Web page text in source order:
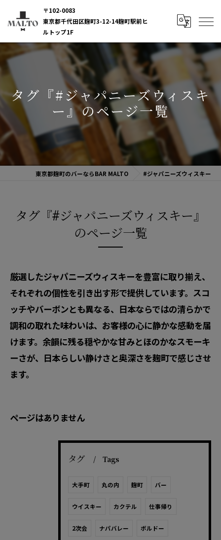
〒102-0083
東京都千代田区麹町3-12-14麹町駅前ヒ
ルトップ1F
タグ『#ジャパニーズウィスキ
ー』のページ一覧
東京都麹町のバーならBAR MALTO #ジャパニーズウィスキー
タグ『#ジャパニーズウィスキー』
のページ一覧
厳選したジャパニーズウィスキーを豊富に取り揃え、
それぞれの個性を引き出す形で提供しています。スコ
ッチやバーボンとも異なる、日本ならではの清らかで
調和の取れた味わいは、お客様の心に静かな感動を届
けます。余韻に残る穏やかな甘みとほのかなスモーキ
ーさが、日本らしい静けさと奥深さを麹町で感じさせ
ます。
ページはありません
タグ Tags
大手町 丸の内 麹町 バー
ウイスキー カクテル 仕事帰り
2次会 ナパバレー ボルドー